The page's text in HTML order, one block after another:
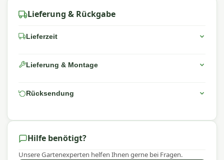
Lieferung & Rückgabe
Lieferzeit
Lieferung & Montage
Rücksendung
Hilfe benötigt?
Unsere Gartenexperten helfen Ihnen gerne bei Fragen.